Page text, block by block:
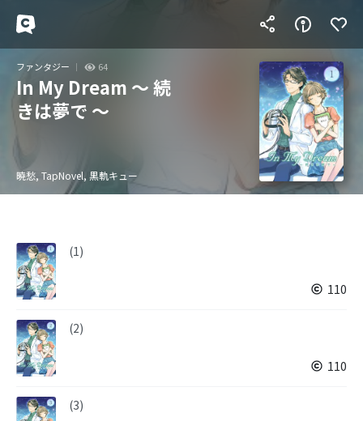
ファンタジー 64
In My Dream 〜 続
きは夢で 〜
暁愁, TapNovel, 黒軌キュー
(1)
110
(2)
110
(3)